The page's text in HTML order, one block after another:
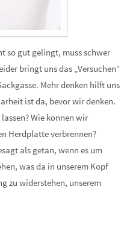
so gut gelingt, muss schwer
bringt uns das „Versuchen“
Mehr denken hilft uns
ist da, bevor wir denken.
Wie können wir
Herdplatte verbrennen?
als getan, wenn es um
was da in unserem Kopf
zu widerstehen, unserem